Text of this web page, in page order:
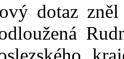
dotaz zněl